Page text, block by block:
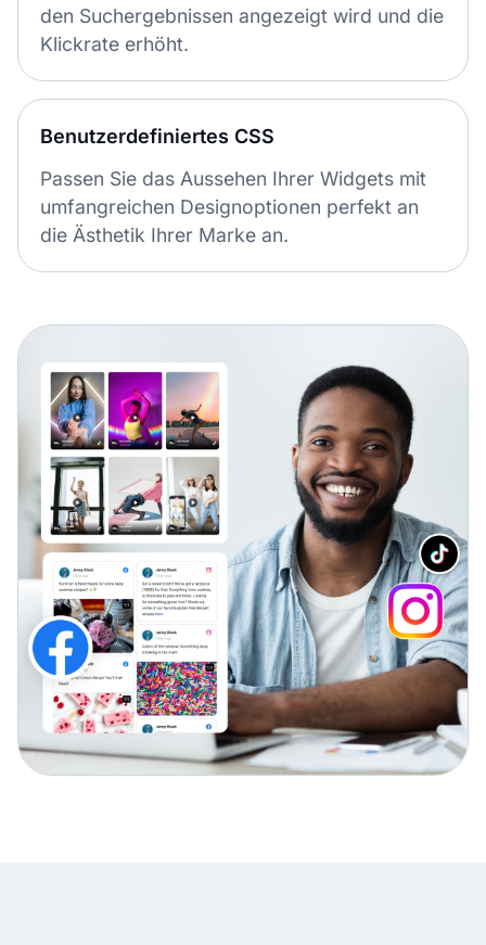
den Suchergebnissen angezeigt wird und die
Klickrate erhöht.
Benutzerdefiniertes CSS
Passen Sie das Aussehen Ihrer Widgets mit
umfangreichen Designoptionen perfekt an
die Ästhetik Ihrer Marke an.